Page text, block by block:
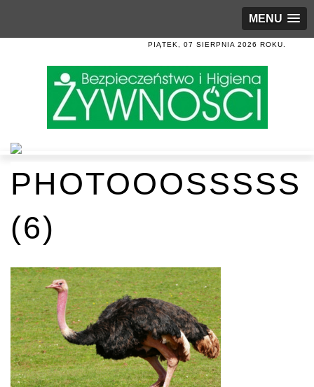
MENU
PIĄTEK, 07 SIERPNIA 2026 ROKU.
PHOTOOOSSSSS
(6)